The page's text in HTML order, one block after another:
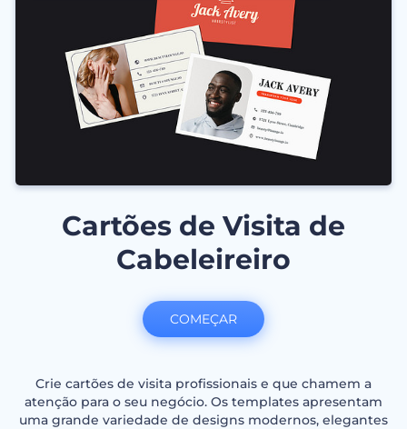
Cartões de Visita de
Cabeleireiro
Crie cartões de visita profissionais e que chamem a
atenção para o seu negócio. Os templates apresentam
uma grande variedade de designs modernos, elegantes
COMEÇAR